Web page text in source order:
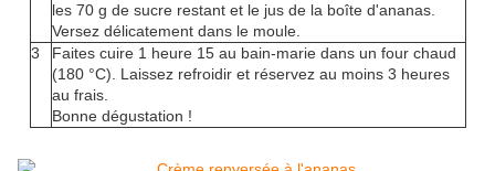
les 70 g de sucre restant et le jus de la boîte d'ananas.
Versez délicatement dans le moule.
3
Faites cuire 1 heure 15 au bain-marie dans un four chaud
(180 °C). Laissez refroidir et réservez au moins 3 heures
au frais.
Bonne dégustation !